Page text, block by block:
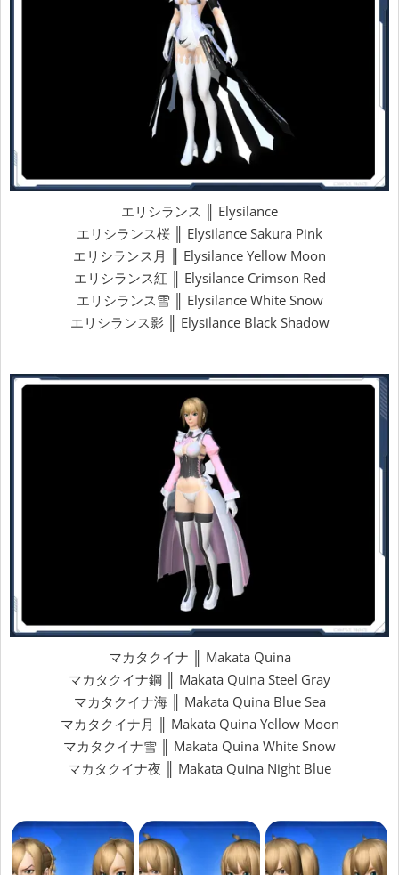
エリシランス ║ Elysilance
エリシランス桜 ║ Elysilance Sakura Pink
エリシランス月 ║ Elysilance Yellow Moon
エリシランス紅 ║ Elysilance Crimson Red
エリシランス雪 ║ Elysilance White Snow
エリシランス影 ║ Elysilance Black Shadow
マカタクイナ ║ Makata Quina
マカタクイナ鋼 ║ Makata Quina Steel Gray
マカタクイナ海 ║ Makata Quina Blue Sea
マカタクイナ月 ║ Makata Quina Yellow Moon
マカタクイナ雪 ║ Makata Quina White Snow
マカタクイナ夜 ║ Makata Quina Night Blue